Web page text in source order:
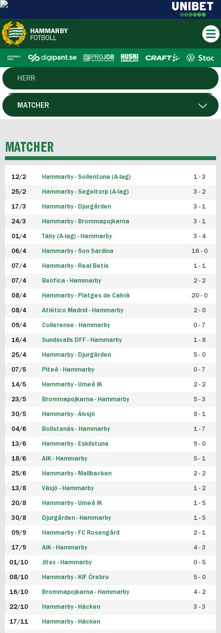
HERR
DAM
P19
F19
FUTSAL HERR
FUTSAL DAM
MATCHER
MATCHER
12/2 Hammarby - Sollentuna (A-lag) 1 - 3
25/2 Hammarby - Segeltorp (A-lag) 3 - 2
17/3 Hammarby - Djurgården 3 - 1
24/3 Hammarby - Brommapojkarna 3 - 1
01/4 Täby (A-lag) - Hammarby 3 - 4
06/4 Hammarby - Son Sardina 16 - 0
07/4 Hammarby - Real Betis 1 - 1
07/4 Benfica - Hammarby 2 - 2
08/4 Hammarby - Platges de Calvià 20 - 0
08/4 Atlético Madrid - Hammarby 2 - 0
09/4 Collerense - Hammarby 0 - 7
16/4 Sundsvalls DFF - Hammarby 1 - 8
25/4 Hammarby - Djurgården 5 - 0
07/5 Piteå - Hammarby 0 - 7
14/5 Hammarby - Umeå IK 2 - 2
23/5 Brommapojkarna - Hammarby 5 - 3
30/5 Hammarby - Älvsjö 8 - 1
04/6 Bollstanäs - Hammarby 1 - 7
13/6 Hammarby - Eskilstuna 9 - 0
18/6 AIK - Hammarby 5 - 1
25/6 Hammarby - Mallbacken 2 - 2
13/8 Växjö - Hammarby 1 - 2
20/8 Hammarby - Umeå IK 1 - 5
30/8 Djurgården - Hammarby 1 - 5
09/9 Hammarby - FC Rosengård 2 - 1
17/9 AIK - Hammarby 4 - 3
01/10 Jitex - Hammarby 0 - 5
08/10 Hammarby - KIF Örebro 5 - 0
16/10 Brommapojkarna - Hammarby 4 - 2
22/10 Hammarby - Häcken 3 - 3
17/11 Hammarby - Häcken